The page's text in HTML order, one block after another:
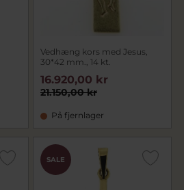
Vedhæng kors med Jesus,
30*42 mm., 14 kt.
21.150,00 kr
16.920,00 kr
På fjernlager
SALE